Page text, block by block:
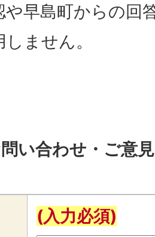
や早島町からの回
ません。
い合わせ・ご意
(入力必須)